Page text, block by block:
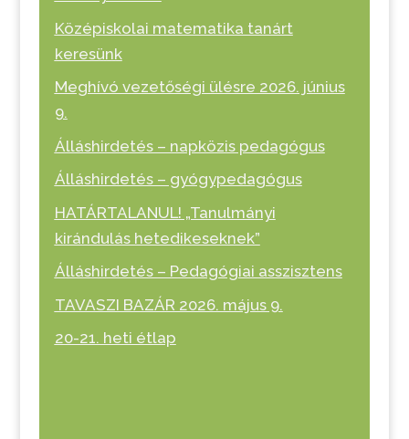
Középiskolai matematika tanárt
keresünk
Meghívó vezetőségi ülésre 2026. június
9.
Álláshirdetés – napközis pedagógus
Álláshirdetés – gyógypedagógus
HATÁRTALANUL! „Tanulmányi
kirándulás hetedikeseknek”
Álláshirdetés – Pedagógiai asszisztens
TAVASZI BAZÁR 2026. május 9.
20-21. heti étlap